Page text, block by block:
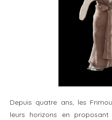
Depuis quatre ans, les
leurs horizons en